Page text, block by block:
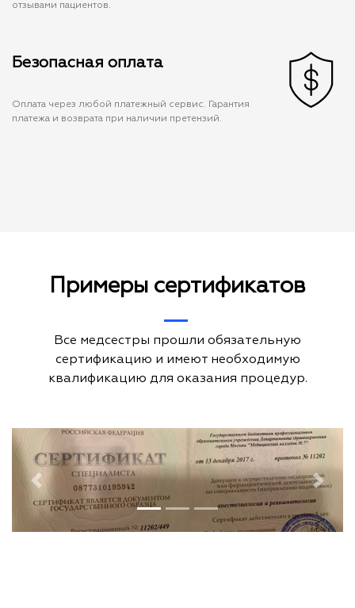
отзывами пациентов.
Безопасная оплата
Оплата через любой платежный сервис. Гарантия
платежа и возврата при наличии претензий.
Примеры сертификатов
Все медсестры прошли обязательную
сертификацию и имеют необходимую
квалификацию для оказания процедур.
Previous Next